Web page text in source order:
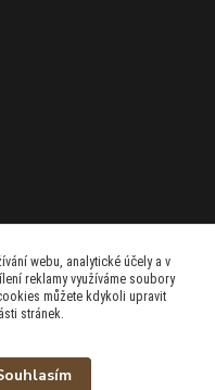
webu, analytické účely a v
reklamy využíváme soubory
můžete kdykoli upravit
stránek.